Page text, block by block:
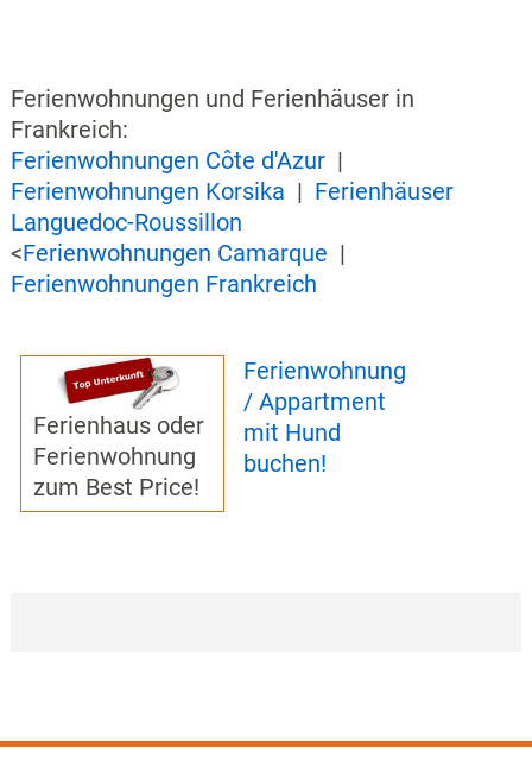
Ferienwohnungen und Ferienhäuser in
Frankreich:
Ferienwohnungen Côte d'Azur|
Ferienwohnungen Korsika | Ferienhäuser
Languedoc-Roussillon
<Ferienwohnungen Camarque |
Ferienwohnungen Frankreich
Ferienhaus oder
Ferienwohnung
zum Best Price!
Ferienwohnung
/ Appartment
mit Hund
buchen!